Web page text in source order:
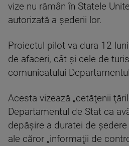
vize nu rămân în Statele
autorizată a şederii lor.
Proiectul pilot va dura 12
de afaceri, cât şi cele de
comunicatului
Acesta vizează „cetăţenii
Departamentul de Stat ca
depăşire a duratei de
ale căror „informaţii de